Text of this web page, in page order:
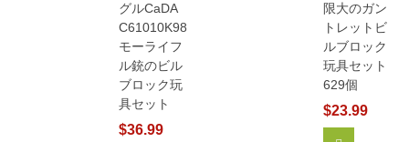
グルCaDA
C61010K98
モーライフ
ル銃のビル
ブロック玩
具セット
$36.99
限大のガン
トレットビ
ルブロック
玩具セット
629個
$23.99